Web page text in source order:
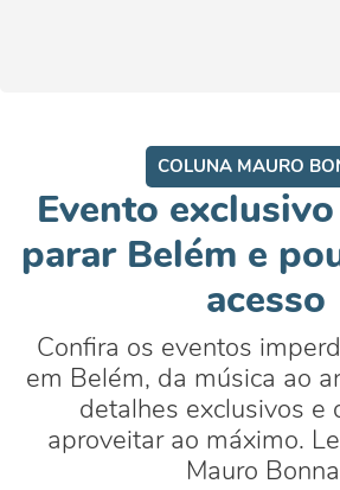
COLUNA MAURO
Evento
parar Belém e
acesso
Confira os eventos
em Belém, da música ao
detalhes exclusivos e
aproveitar ao máximo.
Mauro